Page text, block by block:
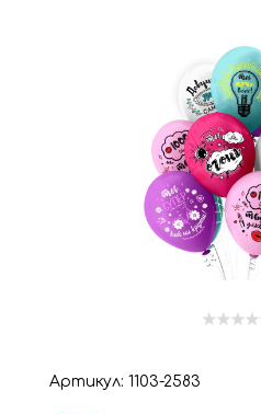
Артикул: 1103-2583